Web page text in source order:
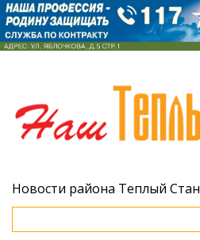
Новости района Теплый Стан